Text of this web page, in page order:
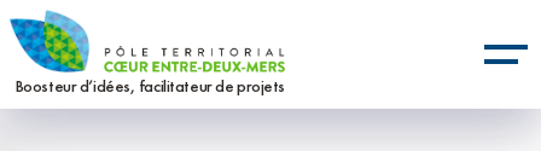
Aller
au
contenu
Boosteur d’idées, facilitateur de projets
Panneau de gestion des cookies